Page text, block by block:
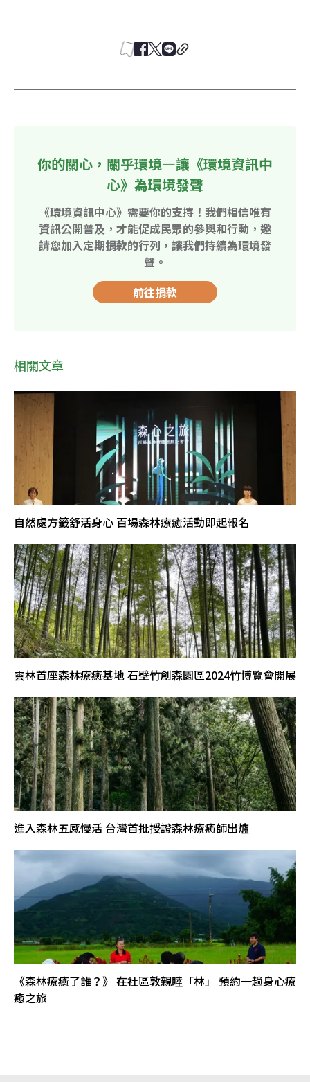
你的關心，關乎環境—讓《環境資訊中
心》為環境發聲
《環境資訊中心》需要你的支持！我們相信唯有
資訊公開普及，才能促成民眾的參與和行動，邀
請您加入定期捐款的行列，讓我們持續為環境發
聲。
前往捐款
相關文章
自然處方籤舒活身心 百場森林療癒活動即起報名
雲林首座森林療癒基地 石壁竹創森園區2024竹博覽會開展
進入森林五感慢活 台灣首批授證森林療癒師出爐
《森林療癒了誰？》 在社區敦親睦「林」 預約一趟身心療
癒之旅